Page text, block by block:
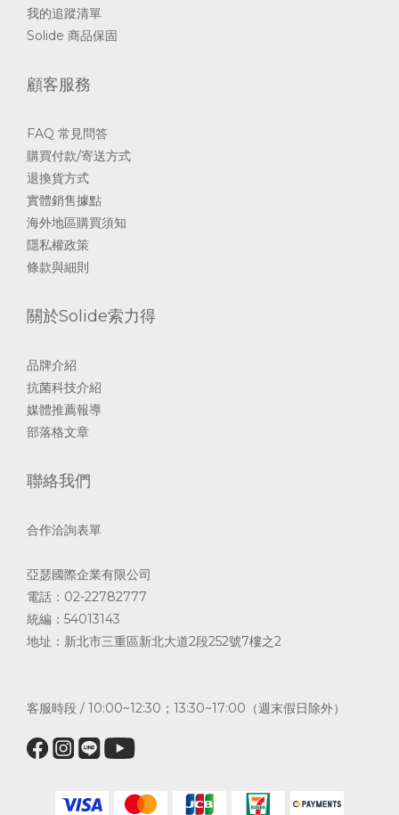
我的追蹤清單
Solide 商品保固
顧客服務
FAQ 常見問答
購買付款/寄送方式
退換貨方式
實體銷售據點
海外地區購買須知
隱私權政策
條款與細則
關於Solide索力得
品牌介紹
抗菌科技介紹
媒體推薦報導
部落格文章
聯絡我們
合作洽詢表單
亞瑟國際企業有限公司
電話：02-22782777
統編：54013143
地址：新北市三重區新北大道2段252號7樓之2
客服時段 / 10:00~12:30；13:30~17:00（週末假日除外）